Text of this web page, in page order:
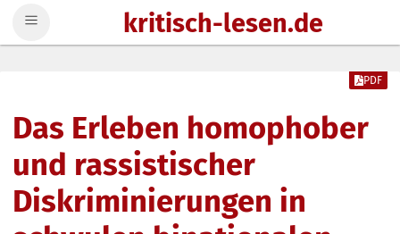
kritisch-lesen.de
Das Erleben homophober
und rassistischer
Diskriminierungen in
PDF